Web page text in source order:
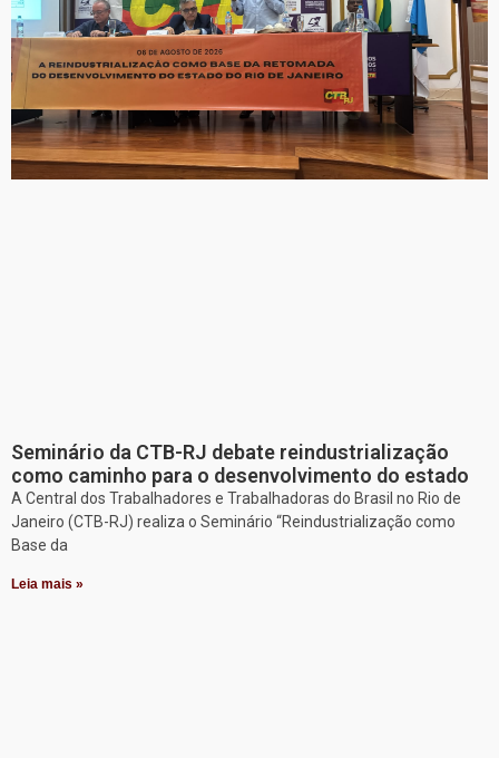
Seminário da CTB-RJ debate reindustrialização
como caminho para o desenvolvimento do estado
A Central dos Trabalhadores e Trabalhadoras do Brasil no Rio de
Janeiro (CTB-RJ) realiza o Seminário “Reindustrialização como
Base da
Leia mais »